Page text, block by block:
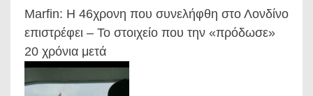
Marfin: Η 46χρονη που συνελήφθη στο Λονδίνο
επιστρέφει – Το στοιχείο που την «πρόδωσε»
20 χρόνια μετά